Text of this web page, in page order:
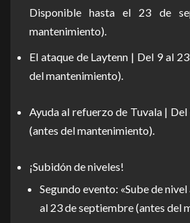
Disponible hasta el 23 de
mantenimiento).
El ataque de Laytenn | Del 9 al
del mantenimiento).
Ayuda al refuerzo de Tuvala |
(antes del mantenimiento).
¡Subidón de niveles!
Segundo evento: «Sube de
al 23 de septiembre (antes del